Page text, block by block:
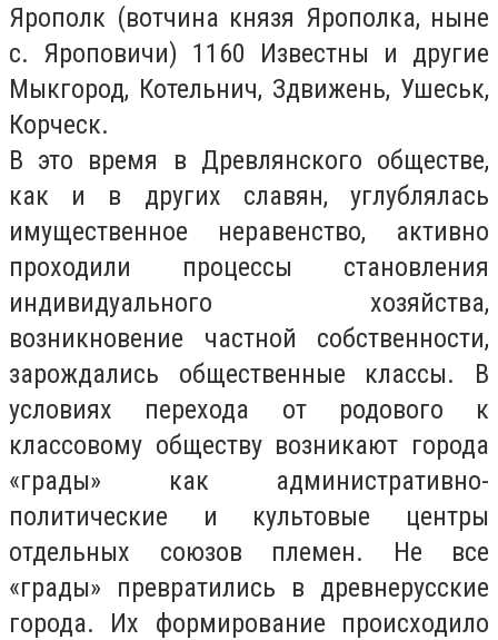
Ярополк (вотчина князя Ярополка, ныне
с. Яроповичи) 1160 Известны и другие
Мыкгород, Котельнич, Здвижень, Ушеськ,
Корческ.
В это время в Древлянского обществе,
как и в других славян, углублялась
имущественное неравенство, активно
проходили процессы становления
индивидуального хозяйства,
возникновение частной собственности,
зарождались общественные классы. В
условиях перехода от родового к
классовому обществу возникают города
«грады» как административно-
политические и культовые центры
отдельных союзов племен. Не все
«грады» превратились в древнерусские
города. Их формирование происходило